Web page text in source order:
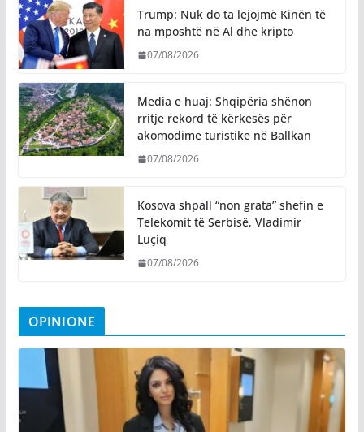
Trump: Nuk do ta lejojmë Kinën të
na mposhtë në Al dhe kripto
07/08/2026
Media e huaj: Shqipëria shënon
rritje rekord të kërkesës për
akomodime turistike në Ballkan
07/08/2026
Kosova shpall “non grata” shefin e
Telekomit të Serbisë, Vladimir
Luçiq
07/08/2026
OPINIONE